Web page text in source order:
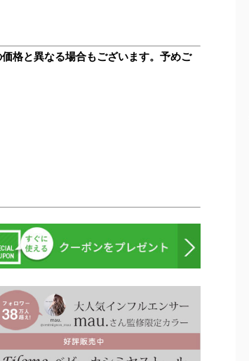
格と異なる場合もございます。予めご